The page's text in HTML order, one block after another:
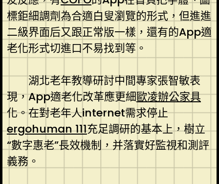
標鉅細調劑為合適白叟瀏覽的形式，但進進
二級界面后又跟正常版一樣，還有的App適
老化形式切進口不易找到等。
湖北老年教導研討中間專家張智敏表
現，App適老化改革應更細歐凌辦公家具
化。在對老年人internet需求停止
ergohuman 111充足調研的基本上，樹立
“數字惠老”長效機制，并落實好監視和測評
義務。